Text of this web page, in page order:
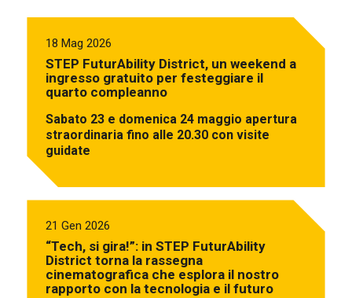
18 Mag 2026
STEP FuturAbility District, un weekend a
ingresso gratuito per festeggiare il
quarto compleanno
Sabato 23 e domenica 24 maggio apertura
straordinaria fino alle 20.30 con visite
guidate
21 Gen 2026
“Tech, si gira!”: in STEP FuturAbility
District torna la rassegna
cinematografica che esplora il nostro
rapporto con la tecnologia e il futuro